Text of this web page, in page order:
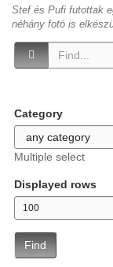
Stef és Pufi futottak
néhány fotó is
Category
Multiple select
Displayed rows
Find